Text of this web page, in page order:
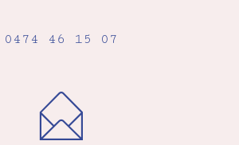
0474 46 15 07